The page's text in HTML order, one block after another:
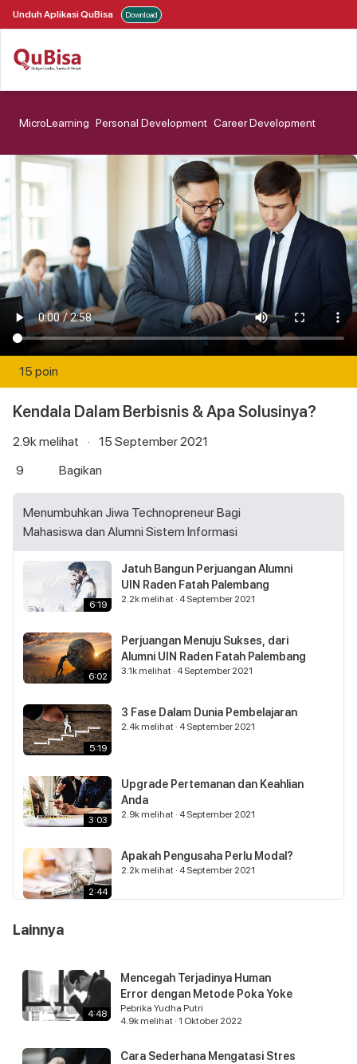
Unduh Aplikasi QuBisa Download
MicroLearning Personal Development Career Development
15 poin
Kendala Dalam Berbisnis & Apa Solusinya?
2.9kmelihat ·
15 September 2021
9
Bagikan
Menumbuhkan Jiwa Technopreneur Bagi
Mahasiswa dan Alumni Sistem Informasi
6:19
Jatuh Bangun Perjuangan Alumni
UIN Raden Fatah Palembang
2.2k melihat · 4 September 2021
6:02
Perjuangan Menuju Sukses, dari
Alumni UIN Raden Fatah Palembang
3.1k melihat · 4 September 2021
5:19
3 Fase Dalam Dunia Pembelajaran
2.4k melihat · 4 September 2021
3:03
Upgrade Pertemanan dan Keahlian
Anda
2.9k melihat · 4 September 2021
2:44
Apakah Pengusaha Perlu Modal?
2.2k melihat · 4 September 2021
Bekal Menjadi Pengusaha Sukses
4.0k melihat·4 September 2021
Lainnya
4:48
Mencegah Terjadinya Human
Error dengan Metode Poka Yoke
Pebrika Yudha Putri
4.9k melihat · 1 Oktober 2022
Cara Sederhana Mengatasi Stres